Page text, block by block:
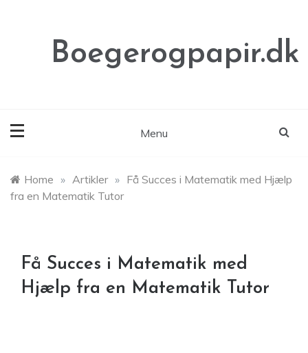
Boegerogpapir.dk
Menu
Home » Artikler » Få Succes i Matematik med Hjælp
fra en Matematik Tutor
Få Succes i Matematik med
Hjælp fra en Matematik Tutor